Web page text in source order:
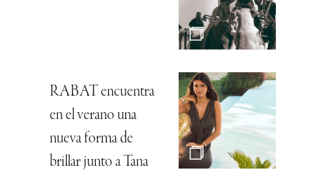
RABAT encuentra
en el verano una
nueva forma de
brillar junto a Tana